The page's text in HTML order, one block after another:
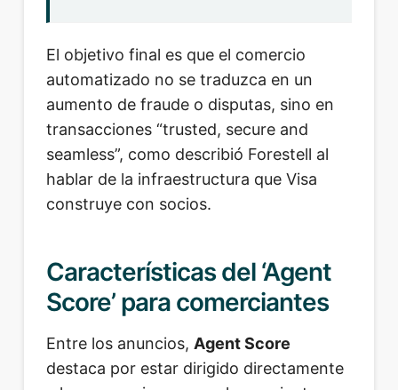
El objetivo final es que el comercio
automatizado no se traduzca en un
aumento de fraude o disputas, sino en
transacciones “trusted, secure and
seamless”, como describió Forestell al
hablar de la infraestructura que Visa
construye con socios.
Características del ‘Agent
Score’ para comerciantes
Entre los anuncios, Agent Score
destaca por estar dirigido directamente